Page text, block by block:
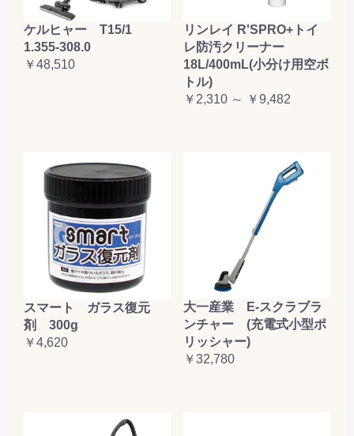
ケルヒャー T15/1
1.355-308.0
￥48,510
リンレイ R'SPRO+トイ
レ防汚クリーナー
18L/400mL(小分け用空ボ
トル)
￥2,310 ～ ￥9,482
スマート ガラス復元
剤 300g
￥4,620
大一産業 E-スクラブラ
ンチャー (充電式小型ポ
リッシャー)
￥32,780